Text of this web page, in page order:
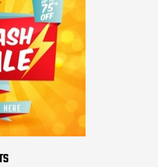
Kejuaraan Pencak
Kalang Bentar Se -
Barat Tahun 2025
PolsekTempuran
Personil Polsek
Polres Karawang.
Giat Jum'at Curhat